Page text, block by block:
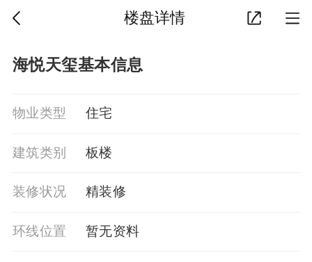
楼盘详情
海悦天玺基本信息
物业类型 住宅
建筑类别 板楼
装修状况 精装修
环线位置 暂⽆资料